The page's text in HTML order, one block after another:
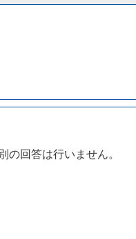
の回答は行いません。